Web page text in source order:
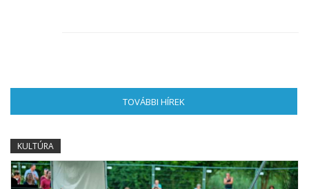
TOVÁBBI HÍREK
KULTÚRA